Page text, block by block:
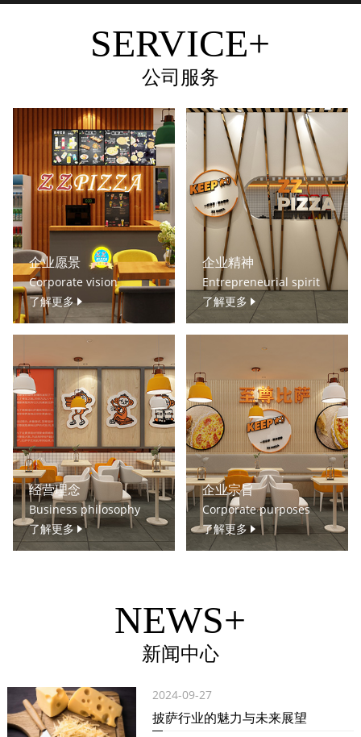
SERVICE+
公司服务
企业愿景
Corporate vision
了解更多
企业精神
Entrepreneurial spirit
了解更多
经营理念
Business philosophy
了解更多
企业宗旨
Corporate purposes
了解更多
NEWS+
新闻中心
2024-09-27
披萨行业的魅力与未来展望